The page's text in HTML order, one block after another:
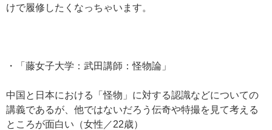
けで履修したくなっちゃいます。
・「藤女子大学：武田講師：怪物論」
中国と日本における「怪物」に対する認識などについての
講義であるが、他ではないだろう伝奇や特撮を見て考える
ところが面白い（女性／22歳）